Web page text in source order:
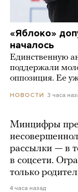
«Яблоко»
началось
Единственную
поддержали
оппозиция. Ее
НОВОСТИ 3 часа
Минцифры
рассылки — в
в соцсети.
только
4 часа назад